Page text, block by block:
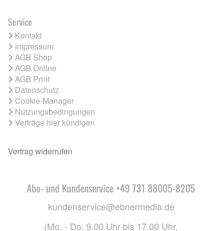
Service
Kontakt
Impressum
AGB Shop
AGB Online
AGB Print
Datenschutz
Cookie-Manager
Nutzungsbedingungen
Verträge hier kündigen
Vertrag widerrufen
Abo- und Kundenservice +49 731 88005-8205
kundenservice@ebnermedia.de
(Mo. - Do. 9.00 Uhr bis 17.00 Uhr,